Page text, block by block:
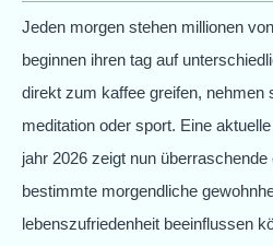
Jeden morgen stehen millionen
beginnen ihren tag auf
direkt zum kaffee greifen, nehmen
meditation oder sport. Eine
jahr 2026 zeigt nun
bestimmte morgendliche
lebenszufriedenheit beeinflussen